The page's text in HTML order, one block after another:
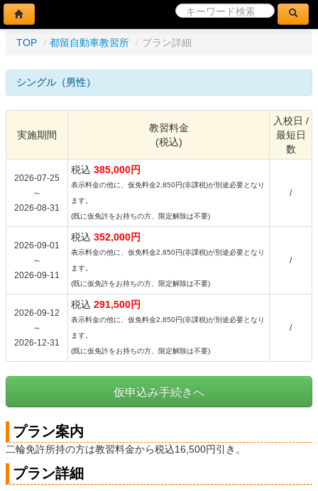
TOP / 都留自動車教習所 / プラン詳細
シングル（男性）
実施期間
教習料金
(税込)
入校日 /
最短日
数
2026-07-25
～
2026-08-31
税込 385,000円
表示料金の他に、仮免料金2,850円(非課税)が別途必要となり
ます。
(既に仮免許をお持ちの方、限定解除は不要)
/
2026-09-01
～
2026-09-11
税込 352,000円
表示料金の他に、仮免料金2,850円(非課税)が別途必要となり
ます。
(既に仮免許をお持ちの方、限定解除は不要)
/
2026-09-12
～
2026-12-31
税込 291,500円
表示料金の他に、仮免料金2,850円(非課税)が別途必要となり
ます。
(既に仮免許をお持ちの方、限定解除は不要)
/
仮申込み手続きへ
プラン案内
二輪免許所持の方は教習料金から税込16,500円引き。
プラン詳細